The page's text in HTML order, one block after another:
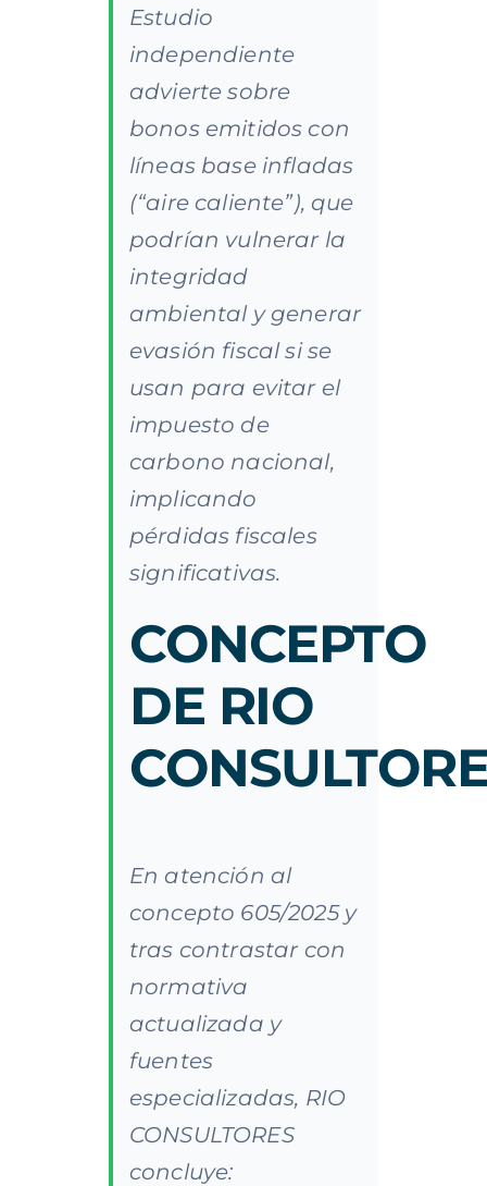
Estudio
independiente
advierte sobre
bonos emitidos con
líneas base infladas
(“aire caliente”), que
podrían vulnerar la
integridad
ambiental y generar
evasión fiscal si se
usan para evitar el
impuesto de
carbono nacional,
implicando
pérdidas fiscales
significativas.
CONCEPTO
DE RIO
En atención al
concepto 605/2025 y
tras contrastar con
normativa
actualizada y
fuentes
especializadas, RIO
CONSULTORES
concluye: